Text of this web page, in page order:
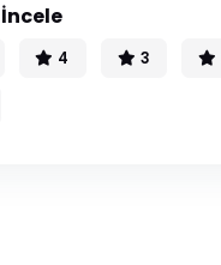
İncele
4 3